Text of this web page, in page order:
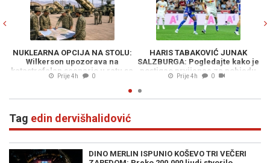
NUKLEARNA OPCIJA NA STOLU:
Wilkerson upozorava na
katastrofalan scenario u ratu sa
Iranom
Prije 4h 0
HARIS TABAKOVIĆ JUNAK
SALZBURGA: Pogledajte kako je
postigao prvijenac za pobjedu
protiv Pafosa (VIDEO)
Prije 4h 0
Tag edin dervišhalidović
DINO MERLIN ISPUNIO KOŠEVO TRI VEČERI